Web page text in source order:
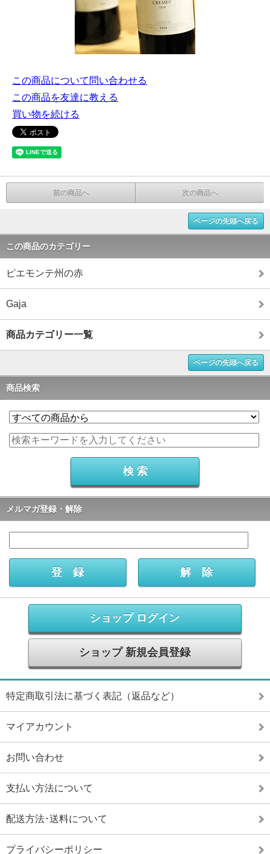
この商品について問い合わせる
この商品を友達に教える
買い物を続ける
前の商品へ 次の商品へ
ページの先頭へ戻る
この商品のカテゴリー
ピエモンテ州の赤
Gaja
商品カテゴリー一覧
ページの先頭へ戻る
商品検索
メルマガ登録・解除
ショップ ログイン
ショップ 新規会員登録
特定商取引法に基づく表記（返品など）
マイアカウント
お問い合わせ
支払い方法について
配送方法･送料について
プライバシーポリシー